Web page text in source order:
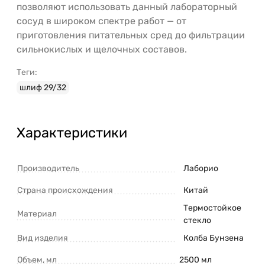
позволяют использовать данный лабораторный
сосуд в широком спектре работ — от
приготовления питательных сред до фильтрации
сильнокислых и щелочных составов.
Теги:
шлиф 29/32
Характеристики
Производитель Лаборио
Страна происхождения Китай
Материал
Термостойкое
стекло
Вид изделия
Колба Бунзена
Объем, мл 2500 мл